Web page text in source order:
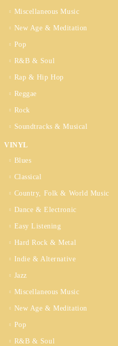
Miscellaneous Music
New Age & Meditation
Pop
R&B & Soul
Rap & Hip Hop
Reggae
Rock
Soundtracks & Musical
VINYL
Blues
Classical
Country, Folk & World Music
Dance & Electronic
Easy Listening
Hard Rock & Metal
Indie & Alternative
Jazz
Miscellaneous Music
New Age & Meditation
Pop
R&B & Soul